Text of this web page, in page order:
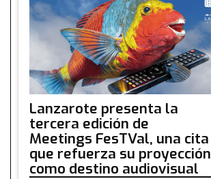
Lanzarote presenta la
tercera edición de
Meetings FesTVal, una cita
que refuerza su proyección
como destino audiovisual